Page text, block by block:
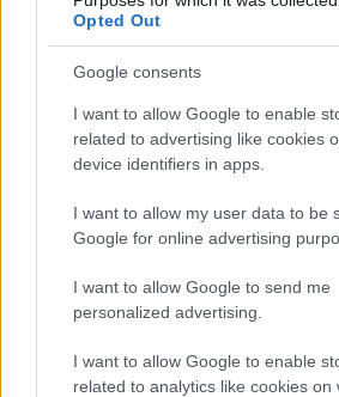
Opted Out
Google consents
I want to allow Google to enable
related to advertising like cookies
device identifiers in apps.
I want to allow my user data to be
Google for online advertising
I want to allow Google to send me
personalized advertising.
I want to allow Google to enable
related to analytics like cookies on
Spenóttal, ricottával és
paradicsommal töltött
sertésszűzzel és
És egy
• 2016. október 13.